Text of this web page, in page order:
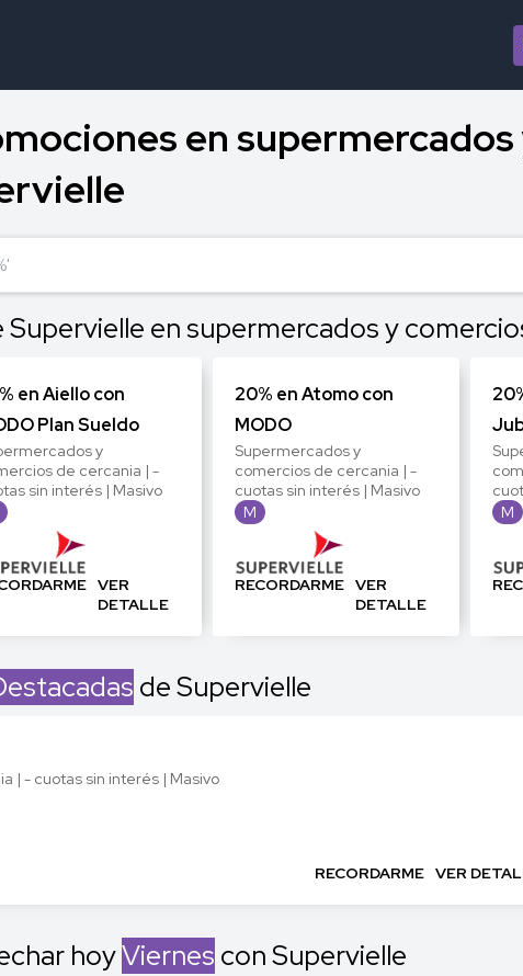
en
en supermercados y
en Aiello con
Plan Sueldo
y
de cercania | -
sin interés | Masivo
VER
DETALLE
20% en Atomo con
MODO
Supermercados y
comercios de cercania | -
cuotas sin interés | Masivo
M
RECORDARME VER
DETALLE
M
de Supervielle
| - cuotas sin interés | Masivo
RECORDARME VER
hoyViernes con Supervielle